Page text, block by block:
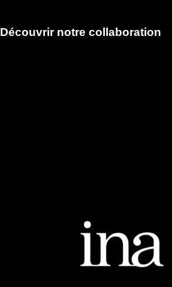
Découvrir notre collaboration